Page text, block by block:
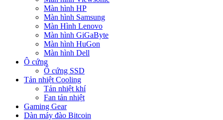
Màn hình HP
Màn hình Samsung
Màn Hình Lenovo
Màn hình GiGaByte
Màn hình HuGon
Màn hình Dell
Ô cứng
Ổ cứng SSD
Tản nhiệt Cooling
Tản nhiệt khí
Fan tản nhiệt
Gaming Gear
Dàn máy đào Bitcoin